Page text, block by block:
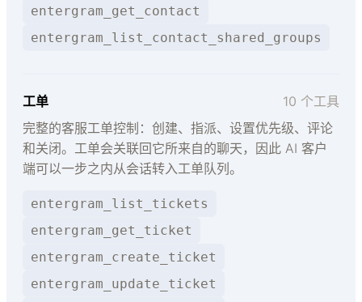
entergram_get_contact
entergram_list_contact_shared_groups
工单
10 个工具
完整的客服工单控制：创建、指派、设置优先级、评论
和关闭。工单会关联回它所来自的聊天，因此 AI 客户
端可以一步之内从会话转入工单队列。
entergram_list_tickets
entergram_get_ticket
entergram_create_ticket
entergram_update_ticket